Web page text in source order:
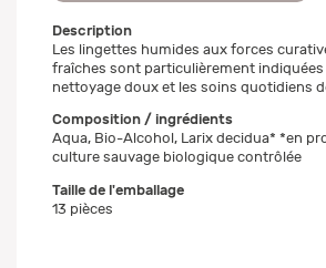
Description
Les lingettes humides aux forces
fraîches sont particulièrement
nettoyage doux et les soins quotidiens
Composition / ingrédients
Aqua, Bio-Alcohol, Larix decidua* *en
culture sauvage biologique contrôlée
Taille de l'emballage
13 pièces